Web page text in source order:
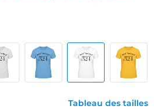
Tableau des tailles